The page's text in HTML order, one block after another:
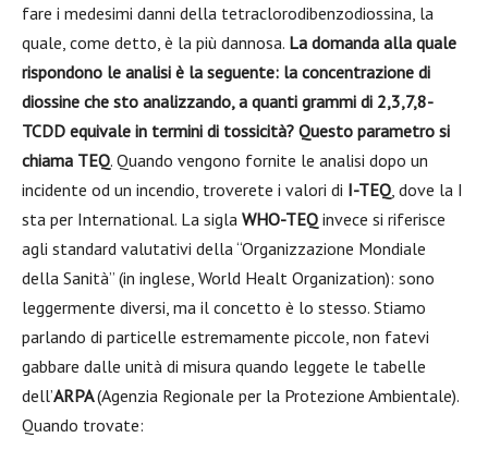
fare i medesimi danni della tetraclorodibenzodiossina, la
quale, come detto, è la più dannosa. La domanda alla quale
rispondono le analisi è la seguente: la concentrazione di
diossine che sto analizzando, a quanti grammi di 2,3,7,8-
TCDD equivale in termini di tossicità? Questo parametro si
chiama TEQ. Quando vengono fornite le analisi dopo un
incidente od un incendio, troverete i valori di I-TEQ, dove la I
sta per International. La sigla WHO-TEQ invece si riferisce
agli standard valutativi della “Organizzazione Mondiale
della Sanità” (in inglese, World Healt Organization): sono
leggermente diversi, ma il concetto è lo stesso. Stiamo
parlando di particelle estremamente piccole, non fatevi
gabbare dalle unità di misura quando leggete le tabelle
dell’ARPA(Agenzia Regionale per la Protezione Ambientale).
Quando trovate: